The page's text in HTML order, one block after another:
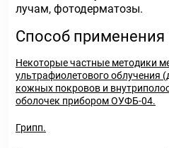
лучам, фотодерматозы.
Способ применения
Некоторые частные методики
ультрафиолетового облучения
кожных покровов и
оболочек прибором ОУФБ-04.
Грипп.